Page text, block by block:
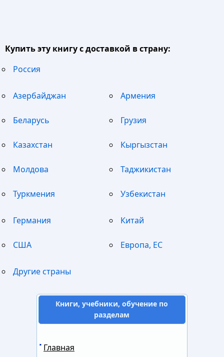
Купить эту книгу с доставкой в страну:
Россия
Азербайджан Армения
Беларусь Грузия
Казахстан Кыргызстан
Молдова Таджикистан
Туркмения Узбекистан
Германия Китай
США Европа, ЕС
Другие страны
Книги, учебники, обучение по
разделам
Главная